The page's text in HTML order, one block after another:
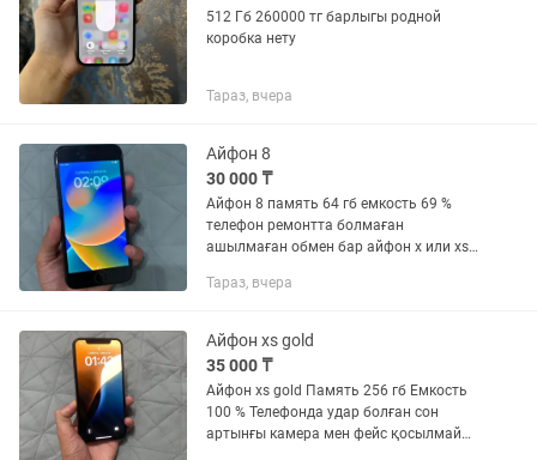
512 Гб 260000 тг барлыгы родной
коробка нету
Тараз, вчера
Айфон 8
30 000 ₸
Айфон 8 память 64 гб емкость 69 %
телефон ремонтта болмаған
ашылмаған обмен бар айфон х или хs
Тараз, вчера
Айфон xs gold
35 000 ₸
Айфон xs gold Память 256 гб Емкость
100 % Телефонда удар болған сон
артынғы камера мен фейс қосылмай